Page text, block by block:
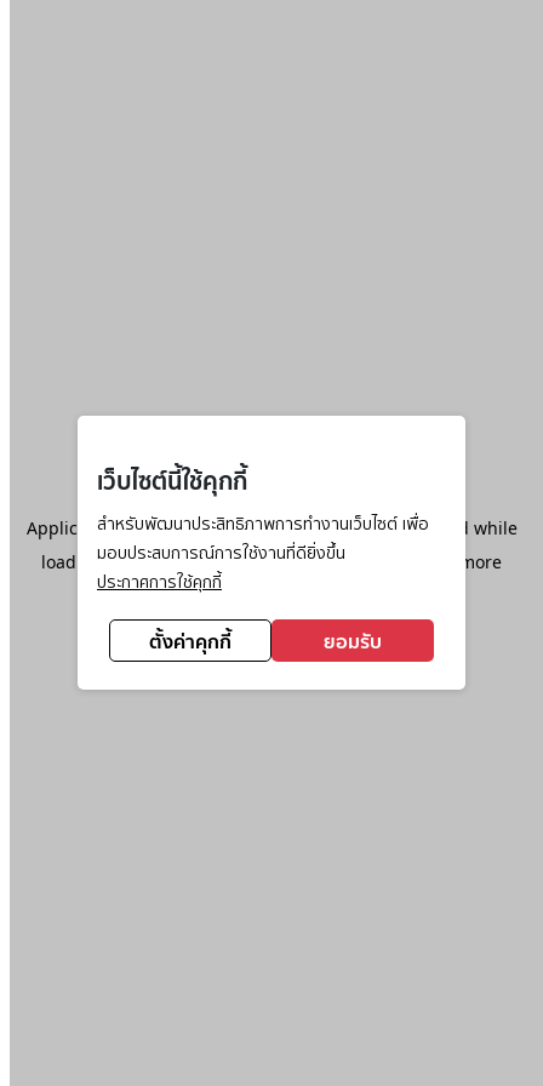
เว็บไซต์นี้ใช้คุกกี้
สำหรับพัฒนาประสิทธิภาพการทำงานเว็บไซต์ เพื่อ
มอบประสบการณ์การใช้งานที่ดียิ่งขึ้น
ประกาศการใช้คุกกี้
ตั้งค่าคุกกี้ ยอมรับ
Application error: aclient-side exception has occurred while
loadingwww.ktc.co.th(see the browser console
for more
information).